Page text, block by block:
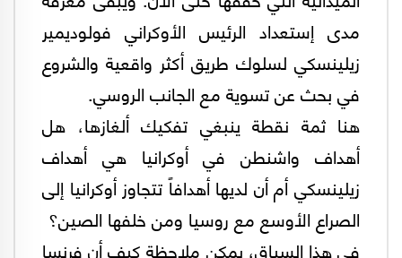
مدى إستعداد الرئيس الأوكراني فولوديمير
زيلينسكي لسلوك طريق أكثر واقعية والشروع
في بحث عن تسوية مع الجانب الروسي.
هنا ثمة نقطة ينبغي تفكيك ألغازها، هل
أهداف واشنطن في أوكرانيا هي أهداف
زيلينسكي أم أن لديها أهدافاً تتجاوز أوكرانيا إلى
الصراع الأوسع مع روسيا ومن خلفها الصين؟
في هذا السياق، يمكن ملاحظة كيف أن فرنسا